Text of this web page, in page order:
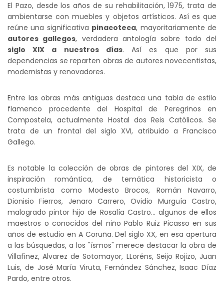
El Pazo, desde los años de su rehabilitación, 1975, trata de
ambientarse con muebles y objetos artísticos. Así es que
reúne una significativa pinacoteca, mayoritariamente de
autores gallegos, verdadera antología sobre todo del
siglo XIX a nuestros días. Así es que por sus
dependencias se reparten obras de autores novecentistas,
modernistas y renovadores.
Entre las obras más antiguas destaca una tabla de estilo
flamenco procedente del Hospital de Peregrinos en
Compostela, actualmente Hostal dos Reis Católicos. Se
trata de un frontal del siglo XVI, atribuido a Francisco
Gallego.
Es notable la colección de obras de pintores del XIX, de
inspiración romántica, de temática historicista o
costumbrista como Modesto Brocos, Román Navarro,
Dionisio Fierros, Jenaro Carrero, Ovidio Murguía Castro,
malogrado pintor hijo de Rosalía Castro... algunos de ellos
maestros o conocidos del niño Pablo Ruiz Picasso en sus
años de estudio en A Coruña. Del siglo XX, en esa apertura
a las búsquedas, a los "ísmos" merece destacar la obra de
Villafinez, Alvarez de Sotomayor, LLoréns, Seijo Rojizo, Juan
Luis, de José María Viruta, Fernández Sánchez, Isaac Díaz
Pardo, entre otros.